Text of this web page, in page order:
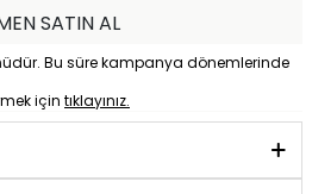
SATIN AL
Bu süre kampanya dönemlerinde
için tıklayınız.